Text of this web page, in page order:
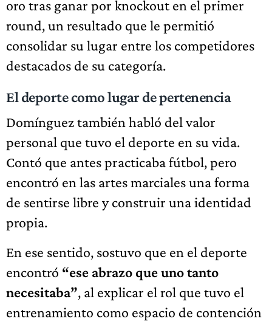
oro tras ganar por knockout en el primer
round, un resultado que le permitió
consolidar su lugar entre los competidores
destacados de su categoría.
El deporte como lugar de pertenencia
Domínguez también habló del valor
personal que tuvo el deporte en su vida.
Contó que antes practicaba fútbol, pero
encontró en las artes marciales una forma
de sentirse libre y construir una identidad
propia.
En ese sentido, sostuvo que en el deporte
encontró “ese abrazo que uno tanto
necesitaba”, al explicar el rol que tuvo el
entrenamiento como espacio de contención